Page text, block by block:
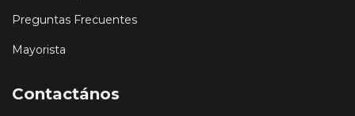
Preguntas Frecuentes
Mayorista
Contactános